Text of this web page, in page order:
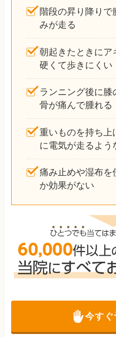
階段の昇り降り
みが走る
朝起きたときにア
硬くて歩きにくい
ランニング後に
骨が痛んで腫れる
重いものを持ち上
に電気が走るよう
痛み止めや湿布を
か効果がない
今すぐ